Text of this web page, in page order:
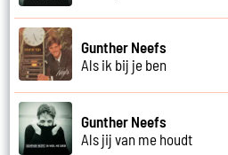
Gunther Neefs
Als ik bij je ben
Gunther Neefs
Als jij van me houdt